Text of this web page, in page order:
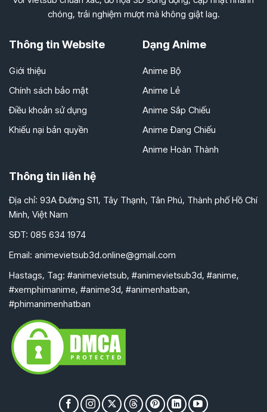
chóng, trải nghiệm mượt mà không giật lag.
Thông tin Website
Giới thiệu
Chính sách bảo mật
Điều khoản sử dụng
Khiếu nại bản quyền
Dạng Anime
Anime Bộ
Anime Lẻ
Anime Sắp Chiếu
Anime Đang Chiếu
Anime Hoàn Thành
Thông tin liên hệ
Địa chỉ: 93A Đường S11, Tây Thạnh, Tân Phú, Thành phố Hồ Chí
Minh, Việt Nam
SĐT: 085 634 1974
Email: animevietsub3d.online@gmail.com
Hastags, Tag: #animevietsub, #animevietsub3d, #anime,
#xemphimanime, #anime3d, #animenhatban,
#phimanimenhatban